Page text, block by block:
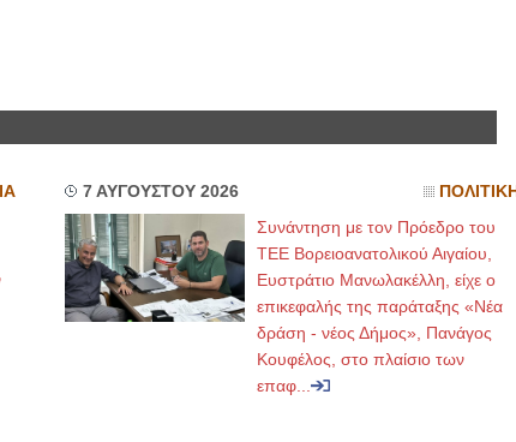
7 ΑΥΓΟΥΣΤΟΥ 2026 ΠΟΛΙΤΙΚΗ
Συνάντηση με τον Πρόεδρο του
ΤΕΕ Βορειοανατολικού Αιγαίου,
Ευστράτιο Μανωλακέλλη, είχε ο
επικεφαλής της παράταξης «Νέα
δράση - νέος Δήμος», Πανάγος
Κουφέλος, στο πλαίσιο των
επαφ...
Δοκιμασία κοπώσεως Φορητός
Μυτιλήνη Βουρνάζων 2
τηλ.2251302311
Γέρα:Παπάδος τηλ.22510-83600
aroniskos@gmail.com
Manual Therapist
ΙΩΑΝΝΗΣ Α. ΜΑΛΛΙΑΣ
Διδάκτωρ Ιατρικής
Καλλιπόλεως 3,Νέα
τηλ:210-9320215
Καβέτσου 10,
2251038065
Χειρουργός
Έλενα Μπούμπα
Διπλωματούχος